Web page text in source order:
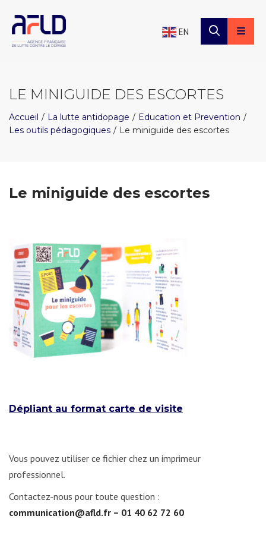
EN
LE MINIGUIDE DES ESCORTES
Accueil La lutte antidopage
Education et Prevention
Les outils pédagogiques
Le miniguide des escortes
Le miniguide des escortes
Dépliant au format carte de visite
Vous pouvez utiliser ce fichier chez un imprimeur
professionnel.
Contactez-nous pour toute question :
communication@afld.fr – 01 40 62 72 60